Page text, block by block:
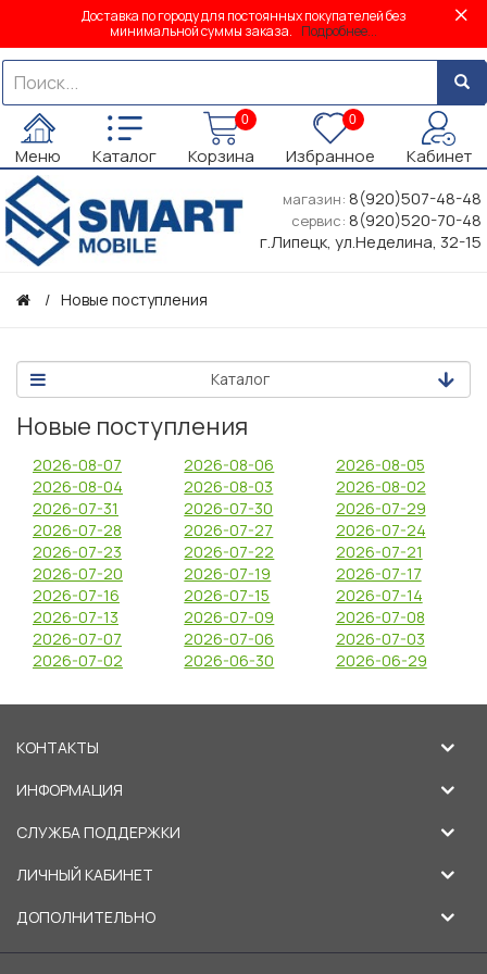
Доставка по городу для постоянных покупателей без
минимальной суммы заказа. Подробнее...
Меню Каталог
0
Корзина
0
Избранное Кабинет
магазин: 8(920)507-48-48
сервис: 8(920)520-70-48
г.Липецк, ул.Неделина, 32-15
Новые поступления
Каталог
Новые поступления
2026-08-07 2026-08-06
2026-08-05
2026-08-04
2026-08-03
2026-08-02
2026-07-31
2026-07-30
2026-07-29
2026-07-28
2026-07-27
2026-07-24
2026-07-23
2026-07-22
2026-07-21
2026-07-20
2026-07-19
2026-07-17
2026-07-16
2026-07-15
2026-07-14
2026-07-13
2026-07-09
2026-07-08
2026-07-07
2026-07-06
2026-07-03
2026-07-02
2026-06-30 2026-06-29
КОНТАКТЫ
ИНФОРМАЦИЯ
СЛУЖБА ПОДДЕРЖКИ
ЛИЧНЫЙ КАБИНЕТ
ДОПОЛНИТЕЛЬНО